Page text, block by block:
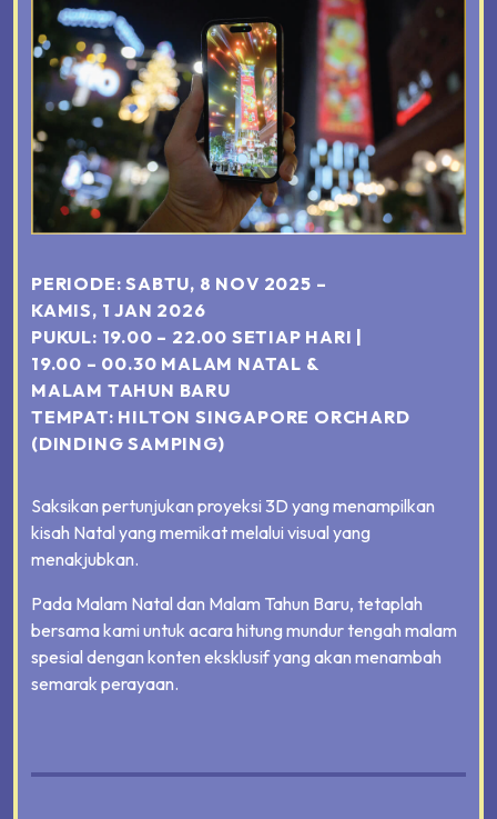
PERIODE:SABTU, 8 NOV 2025 –
KAMIS, 1 JAN 2026
PUKUL: 19.00 – 22.00 SETIAP HARI |
19.00 – 00.30 MALAM NATAL &
MALAM TAHUN BARU
TEMPAT: HILTON SINGAPORE ORCHARD
(DINDING SAMPING)
Saksikan pertunjukan proyeksi 3D yang menampilkan
kisah Natal yang memikat melalui visual yang
menakjubkan.
Pada Malam Natal dan Malam Tahun Baru, tetaplah
bersama kami untuk acara hitung mundur tengah malam
spesial dengan konten eksklusif yang akan menambah
semarak perayaan.